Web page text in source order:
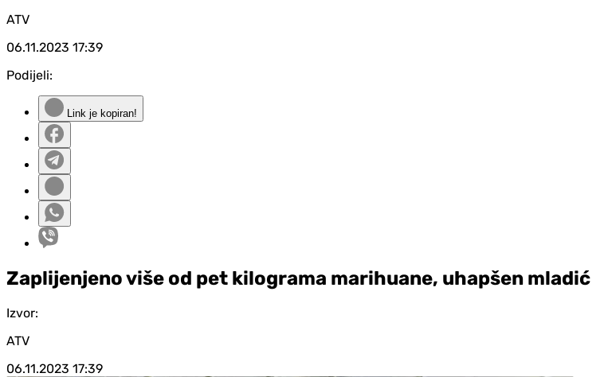
ATV
06.11.2023 17:39
Podijeli:
Link je kopiran!
Zaplijenjeno više od pet kilograma marihuane, uhapšen mladić
Izvor:
ATV
06.11.2023 17:39